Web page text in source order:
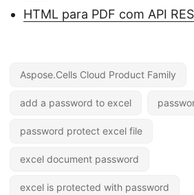
HTML para PDF com API
Aspose.Cells Cloud Product Family
add a password to excel
password protect excel file
excel document password
excel is protected with password